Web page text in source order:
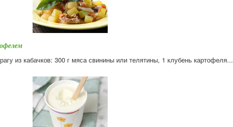
из кабачков: 300 г мяса свинины или телятины, 1 клубень картофеля...